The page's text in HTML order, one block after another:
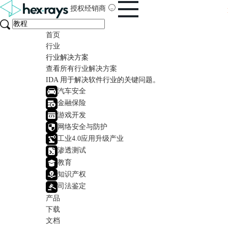
授权经销商
首页
行业
行业解决方案
查看所有行业解决方案
IDA 用于解决软件行业的关键问题。
汽车安全
金融保险
游戏开发
网络安全与防护
工业4.0应用升级产业
渗透测试
教育
知识产权
司法鉴定
产品
下载
文档